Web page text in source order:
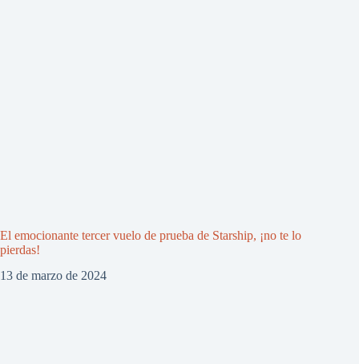
El emocionante tercer vuelo de prueba de Starship, ¡no te lo
pierdas!
13 de marzo de 2024